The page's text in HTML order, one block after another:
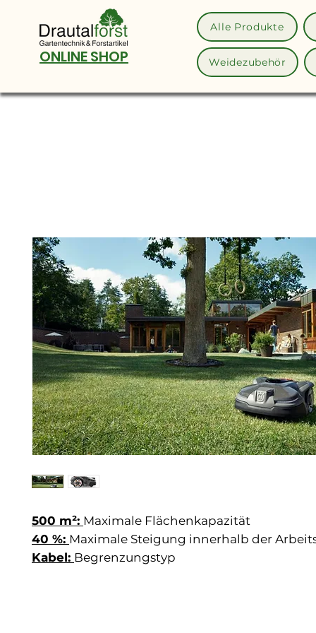
ONLINE SHOP
Alle Produkte
Weidezubehör
500 m²: Maximale Flächenkapazität
40 %: Maximale Steigung innerhalb der
Kabel: Begrenzungstyp